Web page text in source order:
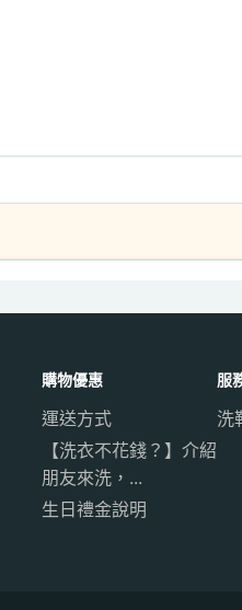
購物優惠
運送方式
【洗衣不花錢？】介紹
朋友來洗，...
生日禮金說明
服
洗